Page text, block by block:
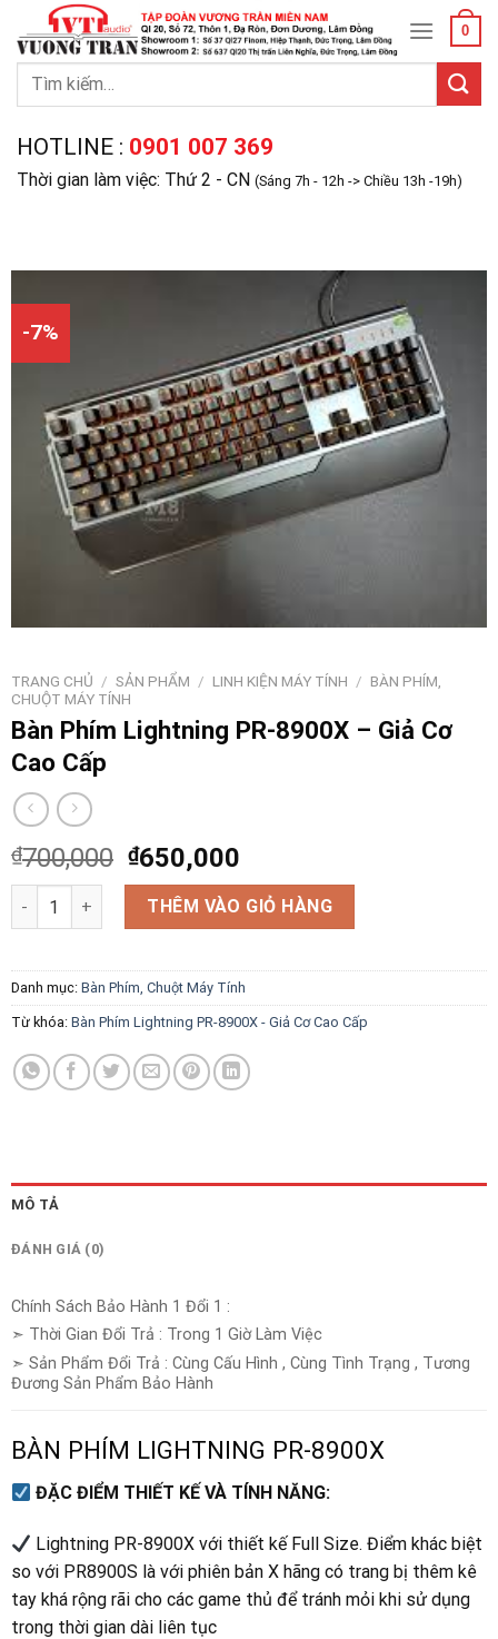
content
0
Tìm
HOTLINE : 0901 007 369
Thời gian làm việc: Thứ 2 - CN (Sáng 7h - 12h -> Chiều 13h -19h)
-7%
TRANG CHỦ / SẢN PHẨM / LINH KIỆN MÁY TÍNH / BÀN PHÍM,
CHUỘT MÁY TÍNH
Bàn Phím Lightning PR-8900X – Giả Cơ
Cao Cấp
₫700,000 ₫650,000
Bàn Phím Lightning PR-8900X - Giả Cơ Cao Cấp số lượng
THÊM VÀO GIỎ HÀNG
Danh mục: Bàn Phím, Chuột Máy Tính
Từ khóa: Bàn Phím Lightning PR-8900X - Giả Cơ Cao Cấp
MÔ TẢ
ĐÁNH GIÁ (0)
Chính Sách Bảo Hành 1 Đổi 1 :
➣ Thời Gian Đổi Trả : Trong 1 Giờ Làm Việc
➣ Sản Phẩm Đổi Trả : Cùng Cấu Hình , Cùng Tình Trạng , Tương
Đương Sản Phẩm Bảo Hành
BÀN PHÍM LIGHTNING PR-8900X
ĐẶC ĐIỂM THIẾT KẾ VÀ TÍNH NĂNG:
Lightning PR-8900X với thiết kế Full Size. Điểm khác biệt
so với PR8900S là với phiên bản X hãng có trang bị thêm kê
tay khá rộng rãi cho các game thủ để tránh mỏi khi sử dụng
trong thời gian dài liên tục